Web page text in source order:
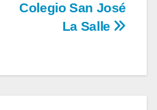
Colegio San José
La Salle